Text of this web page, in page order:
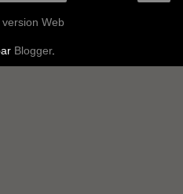
Web
Blogger.